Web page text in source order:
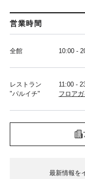
営業時間
全館 10:00 -
レストラン
"パルイチ"
11:00 -
フロア
最新情報を